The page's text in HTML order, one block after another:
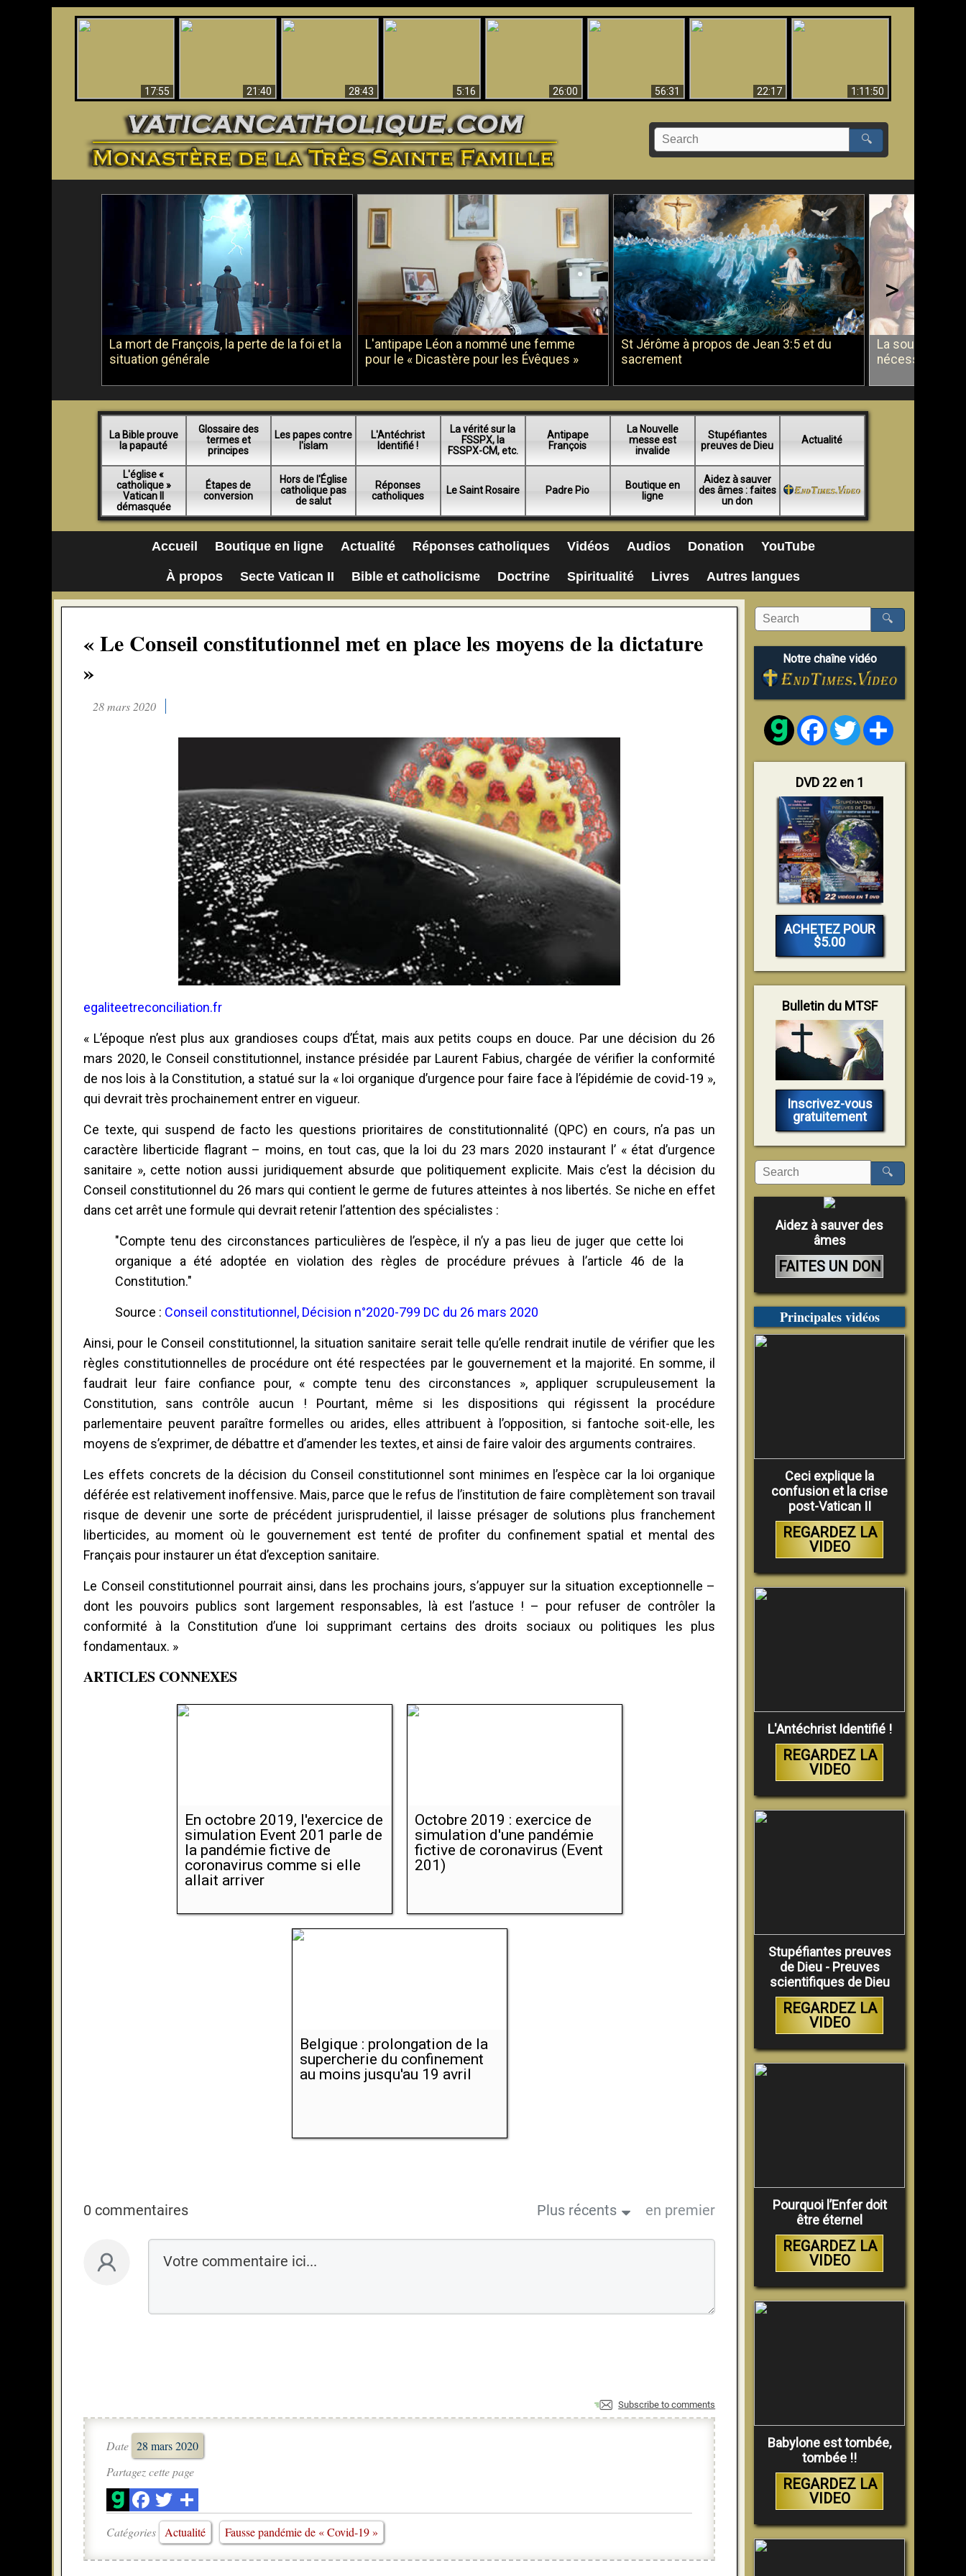
17:55
21:40
28:43
5:16
26:00 56:31 22:17
1:11:50
🔍
La mort de François, la perte de la foi et la
situation générale
L'antipape Léon a nommé une femme
pour le « Dicastère pour les Évêques »
St Jérôme à propos de Jean 3:5 et du
sacrement
La soumission
nécessité du
>
La Bible prouve
la papauté
Glossaire des
termes et
principes
Les papes contre
l'islam
L'Antéchrist
Identifié !
La vérité sur la
FSSPX, la
FSSPX-CM, etc.
Antipape
François
La Nouvelle
messe est
invalide
Stupéfiantes
preuves de Dieu
Actualité
L'église «
catholique »
Vatican II
démasquée
Étapes de
conversion
Hors de l'Église
catholique pas
de salut
Réponses
catholiques
Le Saint Rosaire Padre Pio
Boutique en
ligne
Aidez à sauver
des âmes : faites
un don
Accueil Boutique en ligne Actualité Réponses catholiques Vidéos Audios Donation YouTube
À propos Secte Vatican II Bible et catholicisme Doctrine Spiritualité Livres Autres langues
« Le Conseil constitutionnel met en place les moyens de la dictature
»
28 mars 2020
egaliteetreconciliation.fr
« L’époque n’est plus aux grandioses coups d’État, mais aux petits coups en douce. Par une décision du 26
mars 2020, le Conseil constitutionnel, instance présidée par Laurent Fabius, chargée de vérifier la conformité
de nos lois à la Constitution, a statué sur la « loi organique d’urgence pour faire face à l’épidémie de covid-19 »,
qui devrait très prochainement entrer en vigueur.
Ce texte, qui suspend de facto les questions prioritaires de constitutionnalité (QPC) en cours, n’a pas un
caractère liberticide flagrant – moins, en tout cas, que la loi du 23 mars 2020 instaurant l’ « état d’urgence
sanitaire », cette notion aussi juridiquement absurde que politiquement explicite. Mais c’est la décision du
Conseil constitutionnel du 26 mars qui contient le germe de futures atteintes à nos libertés. Se niche en effet
dans cet arrêt une formule qui devrait retenir l’attention des spécialistes :
"Compte tenu des circonstances particulières de l’espèce, il n’y a pas lieu de juger que cette loi
organique a été adoptée en violation des règles de procédure prévues à l’article 46 de la
Constitution."
Source : Conseil constitutionnel, Décision n°2020-799 DC du 26 mars 2020
Ainsi, pour le Conseil constitutionnel, la situation sanitaire serait telle qu’elle rendrait inutile de vérifier que les
règles constitutionnelles de procédure ont été respectées par le gouvernement et la majorité. En somme, il
faudrait leur faire confiance pour, « compte tenu des circonstances », appliquer scrupuleusement la
Constitution, sans contrôle aucun ! Pourtant, même si les dispositions qui régissent la procédure
parlementaire peuvent paraître formelles ou arides, elles attribuent à l’opposition, si fantoche soit-elle, les
moyens de s’exprimer, de débattre et d’amender les textes, et ainsi de faire valoir des arguments contraires.
Les effets concrets de la décision du Conseil constitutionnel sont minimes en l’espèce car la loi organique
déférée est relativement inoffensive. Mais, parce que le refus de l’institution de faire complètement son travail
risque de devenir une sorte de précédent jurisprudentiel, il laisse présager de solutions plus franchement
liberticides, au moment où le gouvernement est tenté de profiter du confinement spatial et mental des
Français pour instaurer un état d’exception sanitaire.
Le Conseil constitutionnel pourrait ainsi, dans les prochains jours, s’appuyer sur la situation exceptionnelle –
dont les pouvoirs publics sont largement responsables, là est l’astuce ! – pour refuser de contrôler la
conformité à la Constitution d’une loi supprimant certains des droits sociaux ou politiques les plus
fondamentaux. »
ARTICLES CONNEXES
En octobre 2019, l'exercice de
simulation Event 201 parle de
la pandémie fictive de
coronavirus comme si elle
allait arriver
Octobre 2019 : exercice de
simulation d'une pandémie
fictive de coronavirus (Event
201)
Belgique : prolongation de la
supercherie du confinement
au moins jusqu'au 19 avril
0 commentaires Plus récents en premier
Subscribe to comments
Date 28 mars 2020
Partagez cette page
Catégories Actualité Fausse pandémie de « Covid-19 »
🔍
Notre chaîne vidéo
FacebookTwitter
DVD 22 en 1
ACHETEZ POUR
$5.00
Bulletin du MTSF
Inscrivez-vous
gratuitement
🔍
Aidez à sauver des
âmes
FAITES UN DON
Principales vidéos
Ceci explique la
confusion et la crise
post-Vatican II
REGARDEZ LA
VIDEO
L'Antéchrist Identifié !
REGARDEZ LA
VIDEO
Stupéfiantes preuves
de Dieu - Preuves
scientifiques de Dieu
REGARDEZ LA
VIDEO
Pourquoi l’Enfer doit
être éternel
REGARDEZ LA
VIDEO
Babylone est tombée,
tombée !!
REGARDEZ LA
VIDEO